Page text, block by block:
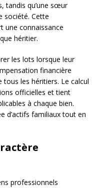
tandis qu’une sœur
société. Cette
une connaissance
héritier.
les lots lorsque leur
financière
tous les héritiers. Le calcul
officielles et tient
à chaque bien.
d’actifs familiaux tout en
professionnels